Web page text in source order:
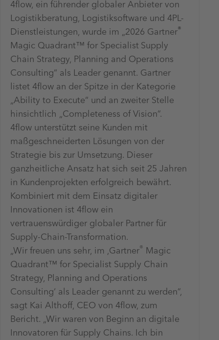
4flow, ein führender globaler Anbieter von
Logistikberatung, Logistiksoftware und 4PL-
Dienstleistungen, wurde im „2026 Gartner®
Magic Quadrant™ for Specialist Supply
Chain Strategy, Planning and Operations
Consulting“ als Leader genannt. Gartner
listet 4flow an der Spitze in der Kategorie
„Ability to Execute“ und an zweiter Stelle
hinsichtlich „Completeness of Vision“.
4flow unterstützt seine Kunden mit
maßgeschneiderten Lösungen von der
Strategie bis zur Umsetzung. Dieser
ganzheitliche Ansatz hat sich seit 25 Jahren
in Kundenprojekten erfolgreich bewährt.
Kombiniert mit dem Einsatz digitaler
Innovationen ist 4flow ein
vertrauenswürdiger globaler Partner für
Supply-Chain-Transformation.
„Wir freuen uns sehr, im ‚Gartner®
Magic
Quadrant™ for Specialist Supply Chain
Strategy, Planning and Operations
Consulting‘ als Leader genannt zu werden“,
sagt Kai Althoff, CEO von 4flow, zum
Bericht. „Wir waren von Beginn an digitale
Innovatoren für Supply Chains. Ich bin